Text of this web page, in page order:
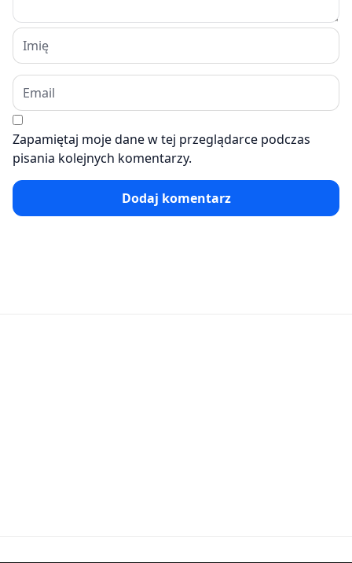
Zapamiętaj moje dane w tej przeglądarce podczas
pisania kolejnych komentarzy.
Dodaj komentarz